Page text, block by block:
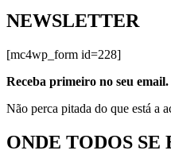
NEWSLETTER
[mc4wp_form id=228]
Receba primeiro no seu email.
Não perca pitada do que está a
ONDE TODOS SE